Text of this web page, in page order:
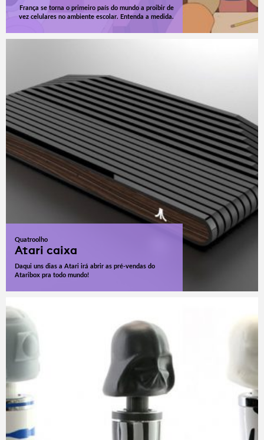
França se torna o primeiro país do mundo a proibir de
vez celulares no ambiente escolar. Entenda a medida.
Quatroolho
Atari caixa
Daqui uns dias a Atari irá abrir as pré-vendas do
Ataribox pra todo mundo!